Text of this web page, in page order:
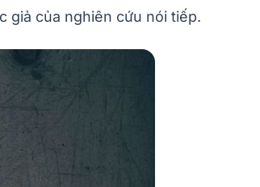
giả của nghiên cứu nói tiếp.